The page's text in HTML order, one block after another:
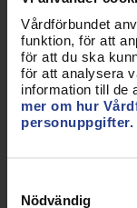
Vårdförbundet
funktion, för att
för att du ska
för att analysera
information till de
mer om hur
personuppgifter.
Nödvändig
centralt